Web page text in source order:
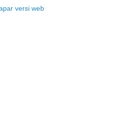
versi web